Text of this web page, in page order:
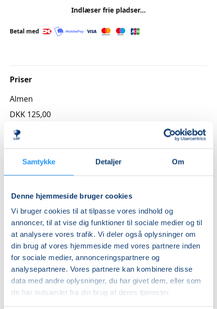
Samtykke Detaljer Om
Denne hjemmeside bruger cookies
Vi bruger cookies til at tilpasse vores indhold og
annoncer, til at vise dig funktioner til sociale medier og til
at analysere vores trafik. Vi deler også oplysninger om
din brug af vores hjemmeside med vores partnere inden
for sociale medier, annonceringspartnere og
analysepartnere. Vores partnere kan kombinere disse
data med andre oplysninger, du har givet dem, eller som
de har indsamlet fra din brug af deres tjenester.
levende tradition, der stadig har noget at lære os i
Indlæser frie pladser...
Betal med
Priser
Almen
DKK 125,00
Info
Nummer
4626013
onsdag 25.11.2026, kl. 19.00 - 21.00
Antal mødegange
1mødegang
Adresse
Victoria Teatret (biograf), Storgade 15, 4180, Sorø
Se på kort
Praktiske oplysninger